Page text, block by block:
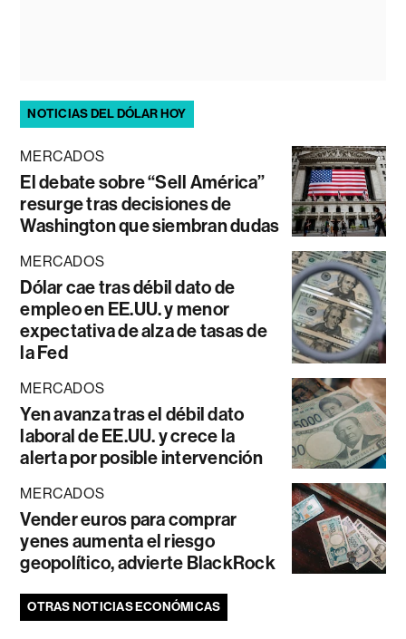
NOTICIAS DEL DÓLAR HOY
MERCADOS
El debate sobre “Sell América”
resurge tras decisiones de
Washington que siembran dudas
MERCADOS
Dólar cae tras débil dato de
empleo en EE.UU. y menor
expectativa de alza de tasas de
la Fed
MERCADOS
Yen avanza tras el débil dato
laboral de EE.UU. y crece la
alerta por posible intervención
MERCADOS
Vender euros para comprar
yenes aumenta el riesgo
geopolítico, advierte BlackRock
OTRAS NOTICIAS ECONÓMICAS